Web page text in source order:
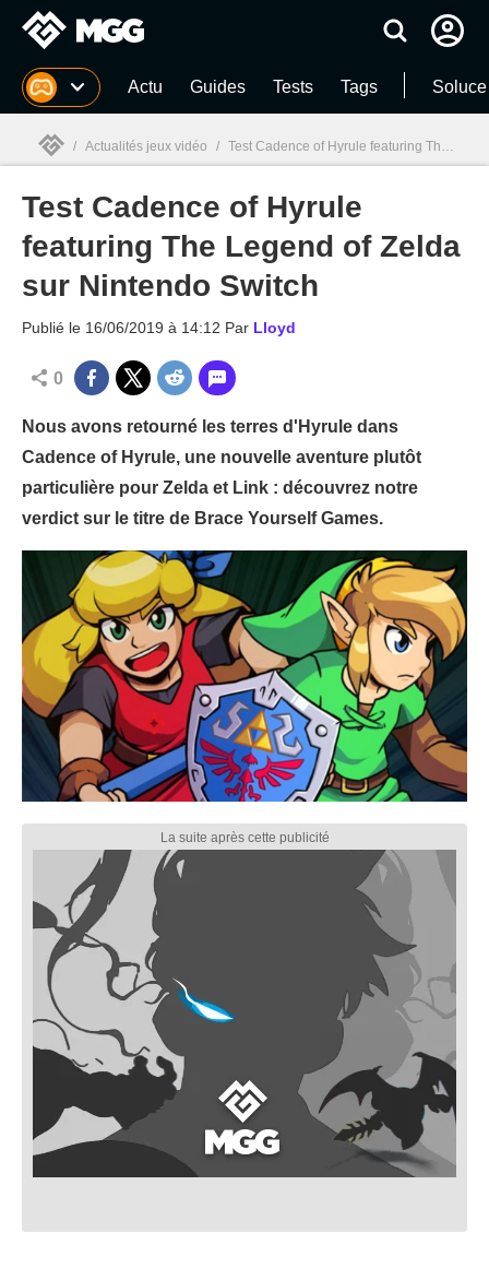
MGG Actu Guides Tests Tags
MGG
/ Actualités jeux vidéo / Test Cadence of Hyrule featuring The Legend of Zelda sur Nintendo Switch
Test Cadence of Hyrule
featuring The Legend of Zelda
sur Nintendo Switch
Publié le 16/06/2019 à 14:12 Par Lloyd
0
Nous avons retourné les terres d'Hyrule dans
Cadence of Hyrule, une nouvelle aventure plutôt
particulière pour Zelda et Link : découvrez notre
verdict sur le titre de Brace Yourself Games.